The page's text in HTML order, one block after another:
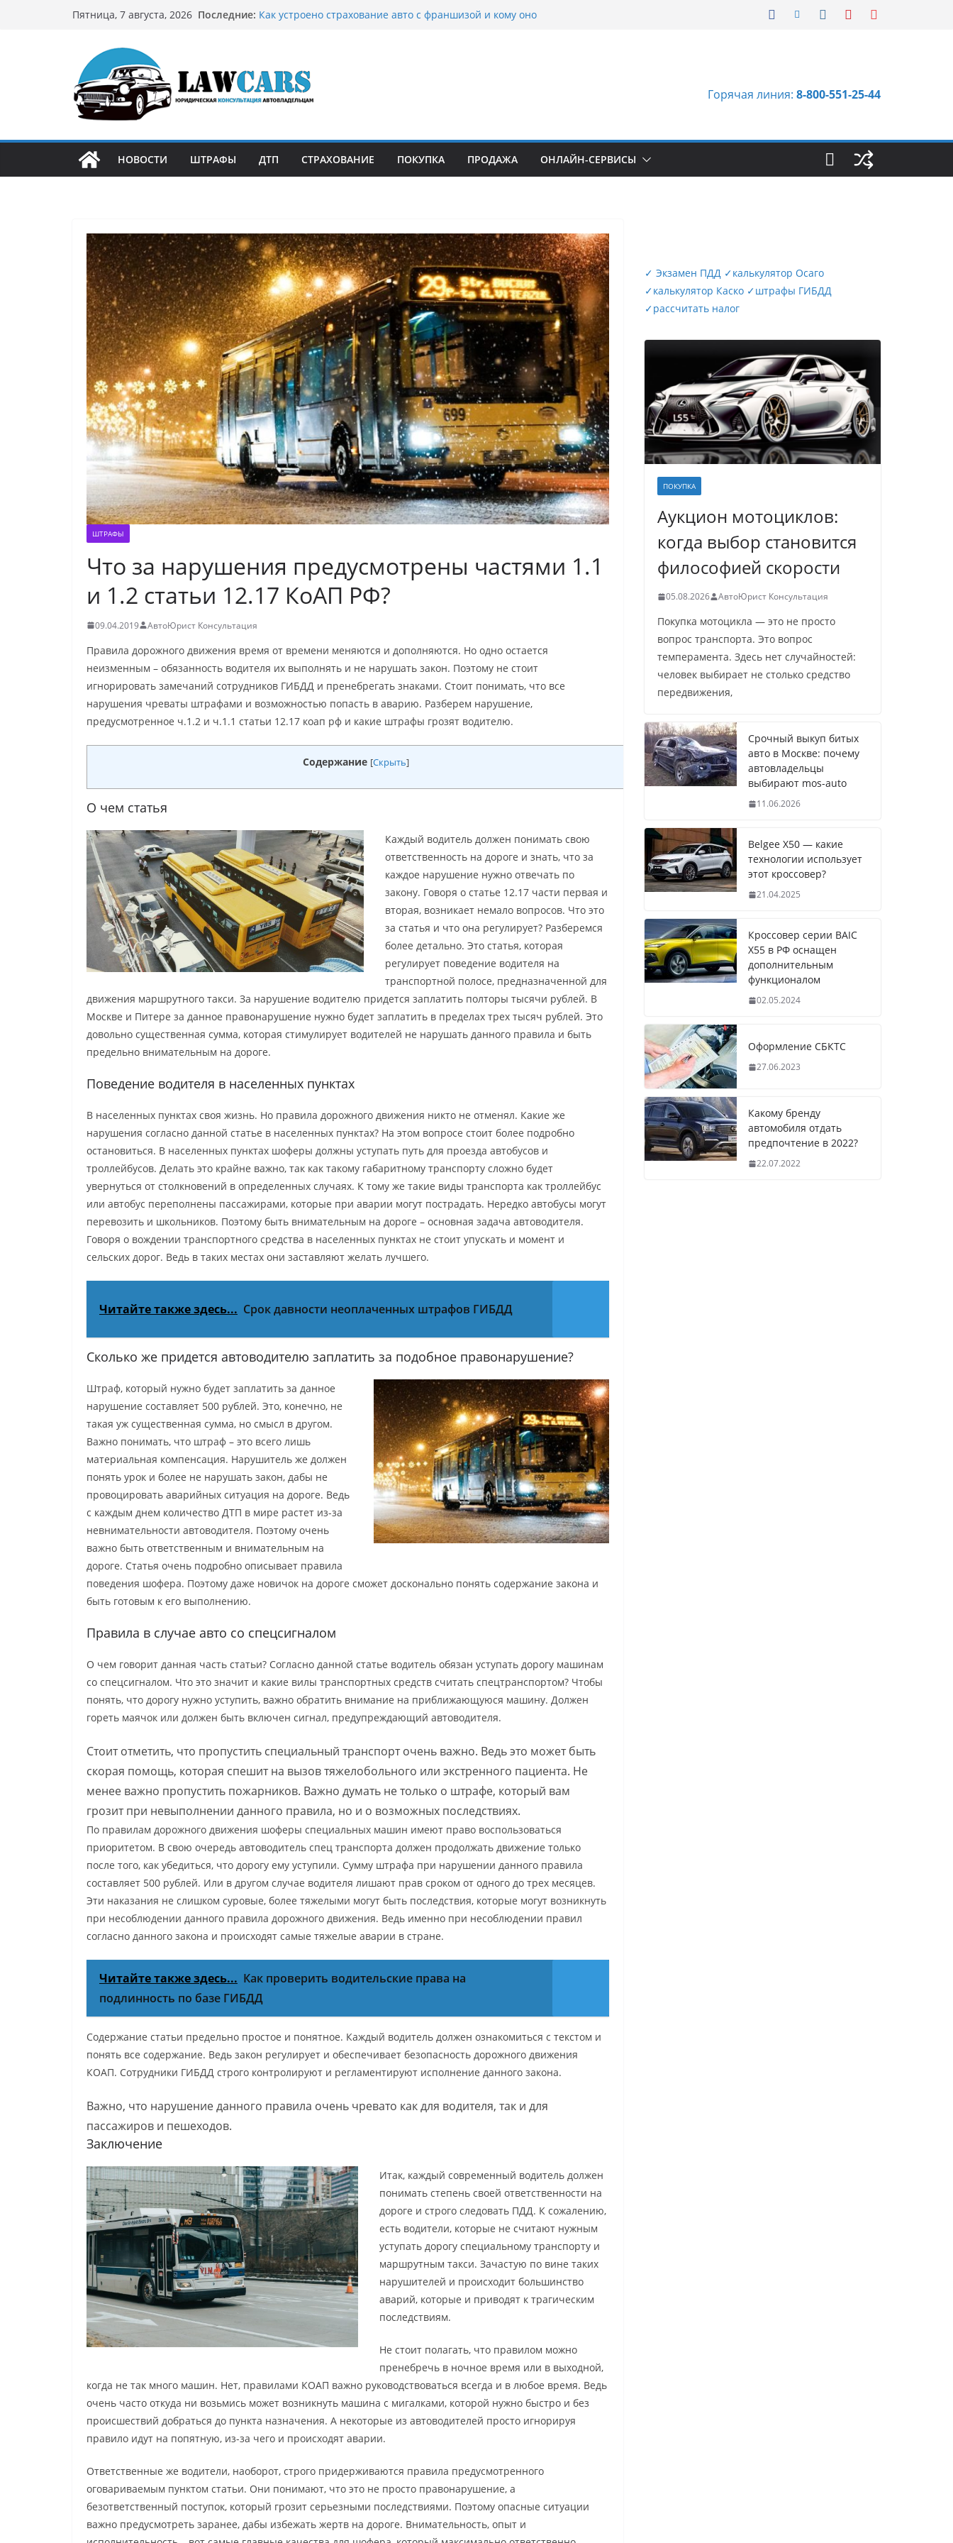
Пятница, 7 августа, 2026 Последние: Бриллиантовые серьги: вечная классика или
Аукцион автомобилей: когда выбор превращается в
стратегию
Аукцион мотоциклов: когда выбор становится
автовладельцы выбирают mos-auto
Горячая линия: 8-800-551-25-44
НОВОСТИ ШТРАФЫ ДТП СТРАХОВАНИЕ ПОКУПКА ПРОДАЖА ОНЛАЙН-СЕРВИСЫ
ШТРАФЫ
Что за нарушения предусмотрены частями 1.1
и 1.2 статьи 12.17 КоАП РФ?
09.04.2019 АвтоЮрист Консультация
Правила дорожного движения время от времени меняются и дополняются. Но одно остается
неизменным – обязанность водителя их выполнять и не нарушать закон. Поэтому не стоит
игнорировать замечаний сотрудников ГИБДД и пренебрегать знаками. Стоит понимать, что все
нарушения чреваты штрафами и возможностью попасть в аварию. Разберем нарушение,
предусмотренное ч.1.2 и ч.1.1 статьи 12.17 коап рф и какие штрафы грозят водителю.
Содержание [Скрыть]
О чем статья
Каждый водитель должен понимать свою
ответственность на дороге и знать, что за
каждое нарушение нужно отвечать по
закону. Говоря о статье 12.17 части первая и
вторая, возникает немало вопросов. Что это
за статья и что она регулирует? Разберемся
более детально. Это статья, которая
регулирует поведение водителя на
транспортной полосе, предназначенной для
движения маршрутного такси. За нарушение водителю придется заплатить полторы тысячи рублей. В
Москве и Питере за данное правонарушение нужно будет заплатить в пределах трех тысяч рублей. Это
довольно существенная сумма, которая стимулирует водителей не нарушать данного правила и быть
предельно внимательным на дороге.
Поведение водителя в населенных пунктах
В населенных пунктах своя жизнь. Но правила дорожного движения никто не отменял. Какие же
нарушения согласно данной статье в населенных пунктах? На этом вопросе стоит более подробно
остановиться. В населенных пунктах шоферы должны уступать путь для проезда автобусов и
троллейбусов. Делать это крайне важно, так как такому габаритному транспорту сложно будет
увернуться от столкновений в определенных случаях. К тому же такие виды транспорта как троллейбус
или автобус переполнены пассажирами, которые при аварии могут пострадать. Нередко автобусы могут
перевозить и школьников. Поэтому быть внимательным на дороге – основная задача автоводителя.
Говоря о вождении транспортного средства в населенных пунктах не стоит упускать и момент и
сельских дорог. Ведь в таких местах они заставляют желать лучшего.
Читайте также здесь... Срок давности неоплаченных штрафов ГИБДД
Сколько же придется автоводителю заплатить за подобное правонарушение?
Штраф, который нужно будет заплатить за данное
нарушение составляет 500 рублей. Это, конечно, не
такая уж существенная сумма, но смысл в другом.
Важно понимать, что штраф – это всего лишь
материальная компенсация. Нарушитель же должен
понять урок и более не нарушать закон, дабы не
провоцировать аварийных ситуация на дороге. Ведь
с каждым днем количество ДТП в мире растет из-за
невнимательности автоводителя. Поэтому очень
важно быть ответственным и внимательным на
дороге. Статья очень подробно описывает правила
поведения шофера. Поэтому даже новичок на дороге сможет досконально понять содержание закона и
быть готовым к его выполнению.
Правила в случае авто со спецсигналом
О чем говорит данная часть статьи? Согласно данной статье водитель обязан уступать дорогу машинам
со спецсигналом. Что это значит и какие вилы транспортных средств считать спецтранспортом? Чтобы
понять, что дорогу нужно уступить, важно обратить внимание на приближающуюся машину. Должен
гореть маячок или должен быть включен сигнал, предупреждающий автоводителя.
Стоит отметить, что пропустить специальный транспорт очень важно. Ведь это может быть
скорая помощь, которая спешит на вызов тяжелобольного или экстренного пациента. Не
менее важно пропустить пожарников. Важно думать не только о штрафе, который вам
грозит при невыполнении данного правила, но и о возможных последствиях.
По правилам дорожного движения шоферы специальных машин имеют право воспользоваться
приоритетом. В свою очередь автоводитель спец транспорта должен продолжать движение только
после того, как убедиться, что дорогу ему уступили. Сумму штрафа при нарушении данного правила
составляет 500 рублей. Или в другом случае водителя лишают прав сроком от одного до трех месяцев.
Эти наказания не слишком суровые, более тяжелыми могут быть последствия, которые могут возникнуть
при несоблюдении данного правила дорожного движения. Ведь именно при несоблюдении правил
согласно данного закона и происходят самые тяжелые аварии в стране.
Читайте также здесь... Как проверить водительские права на
подлинность по базе ГИБДД
Содержание статьи предельно простое и понятное. Каждый водитель должен ознакомиться с текстом и
понять все содержание. Ведь закон регулирует и обеспечивает безопасность дорожного движения
КОАП. Сотрудники ГИБДД строго контролируют и регламентируют исполнение данного закона.
Важно, что нарушение данного правила очень чревато как для водителя, так и для
пассажиров и пешеходов.
Заключение
Итак, каждый современный водитель должен
понимать степень своей ответственности на
дороге и строго следовать ПДД. К сожалению,
есть водители, которые не считают нужным
уступать дорогу специальному транспорту и
маршрутным такси. Зачастую по вине таких
нарушителей и происходит большинство
аварий, которые и приводят к трагическим
последствиям.
Не стоит полагать, что правилом можно
пренебречь в ночное время или в выходной,
когда не так много машин. Нет, правилами КОАП важно руководствоваться всегда и в любое время. Ведь
очень часто откуда ни возьмись может возникнуть машина с мигалками, которой нужно быстро и без
происшествий добраться до пункта назначения. А некоторые из автоводителей просто игнорируя
правило идут на попятную, из-за чего и происходят аварии.
Ответственные же водители, наоборот, строго придерживаются правила предусмотренного
оговариваемым пунктом статьи. Они понимают, что это не просто правонарушение, а
безответственный поступок, который грозит серьезными последствиями. Поэтому опасные ситуации
важно предусмотреть заранее, дабы избежать жертв на дороге. Внимательность, опыт и
✓ Экзамен ПДД ✓калькулятор Осаго
✓калькулятор Каско ✓штрафы ГИБДД
✓рассчитать налог
ПОКУПКА
Аукцион мотоциклов:
когда выбор становится
философией скорости
05.08.2026 АвтоЮрист Консультация
Покупка мотоцикла — это не просто
вопрос транспорта. Это вопрос
темперамента. Здесь нет случайностей:
человек выбирает не столько средство
передвижения,
Срочный выкуп битых
авто в Москве: почему
автовладельцы
выбирают mos-auto
11.06.2026
Belgee X50 — какие
технологии использует
этот кроссовер?
21.04.2025
Кроссовер серии BAIC
X55 в РФ оснащен
дополнительным
функционалом
02.05.2024
Оформление СБКТС
27.06.2023
Какому бренду
автомобиля отдать
предпочтение в 2022?
22.07.2022